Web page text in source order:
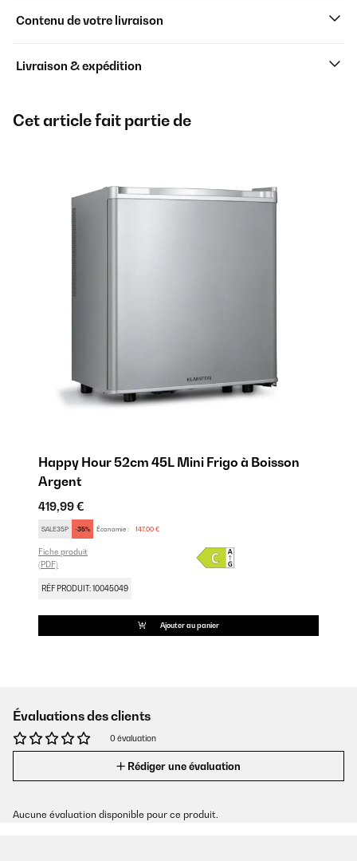
Contenu de votre livraison
Livraison & expédition
Cet article fait partie de
Happy Hour 52cm 45L Mini Frigo à Boisson
Argent
419,99 €
SALE35P -35% Économie : 147,00 €
Fiche produit
(PDF)
RÉF PRODUIT: 10045049
Ajouter au panier
Évaluations des clients
0 évaluation
Rédiger une évaluation
Aucune évaluation disponible pour ce produit.